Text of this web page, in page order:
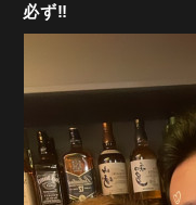
必ず‼️